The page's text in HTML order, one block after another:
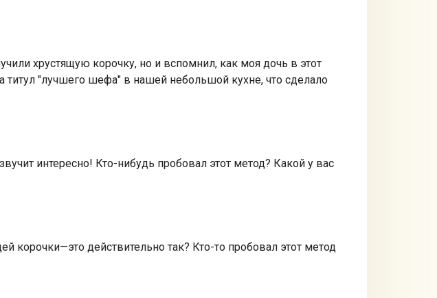
хрустящую корочку, но и вспомнил, как моя дочь в этот
титул "лучшего шефа" в нашей небольшой кухне, что сделало
интересно! Кто-нибудь пробовал этот метод? Какой у вас
корочки—это действительно так? Кто-то пробовал этот метод